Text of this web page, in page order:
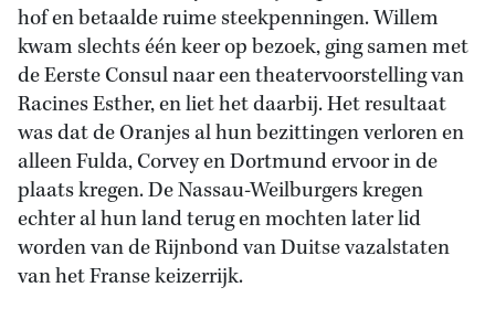
hof en betaalde ruime steekpenningen. Willem
kwam slechts één keer op bezoek, ging samen met
de Eerste Consul naar een theatervoorstelling van
Racines Esther, en liet het daarbij. Het resultaat
was dat de Oranjes al hun bezittingen verloren en
alleen Fulda, Corvey en Dortmund ervoor in de
plaats kregen. De Nassau-Weilburgers kregen
echter al hun land terug en mochten later lid
worden van de Rijnbond van Duitse vazalstaten
van het Franse keizerrijk.